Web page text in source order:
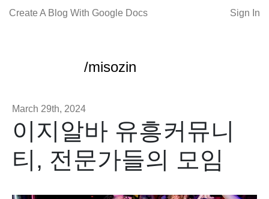
Create A Blog With Google Docs Sign In
/misozin
March 29th, 2024
이지알바 유흥커뮤니
티, 전문가들의 모임